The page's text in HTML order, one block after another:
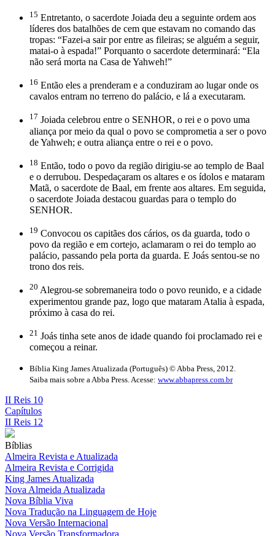
15 Entretanto, o sacerdote Joiada deu a seguinte ordem aos
líderes dos batalhões de cem que estavam no comando das
tropas: “Fazei-a sair por entre as fileiras; se alguém a seguir,
matai-o à espada!” Porquanto o sacerdote determinará: “Ela
não será morta na Casa de Yahweh!”
16 Então eles a prenderam e a conduziram ao lugar onde os
cavalos entram no terreno do palácio, e lá a executaram.
17 Joiada celebrou entre o SENHOR, o rei e o povo uma
aliança por meio da qual o povo se comprometia a ser o povo
de Yahweh; e outra aliança entre o rei e o povo.
18 Então, todo o povo da região dirigiu-se ao templo de Baal
e o derrubou. Despedaçaram os altares e os ídolos e mataram
Matã, o sacerdote de Baal, em frente aos altares. Em seguida,
o sacerdote Joiada destacou guardas para o templo do
SENHOR.
19 Convocou os capitães dos cários, os da guarda, todo o
povo da região e em cortejo, aclamaram o rei do templo ao
palácio, passando pela porta da guarda. E Joás sentou-se no
trono dos reis.
20 Alegrou-se sobremaneira todo o povo reunido, e a cidade
experimentou grande paz, logo que mataram Atalia à espada,
próximo à casa do rei.
21 Joás tinha sete anos de idade quando foi proclamado rei e
começou a reinar.
Bíblia King James Atualizada (Português) © Abba Press, 2012.
Saiba mais sobre a Abba Press. Acesse: www.abbapress.com.br
II Reis 10
Capítulos
II Reis 12
Bíblias
Almeira Revista e Atualizada
Almeira Revista e Corrigida
King James Atualizada
Nova Almeida Atualizada
Nova Bíblia Viva
Nova Tradução na Linguagem de Hoje
Nova Versão Internacional
Nova Versão Transformadora